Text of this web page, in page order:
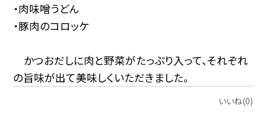
・肉味噌うどん
・豚肉のコロッケ
かつおだしに肉と野菜がたっぷり入って、それぞれ
の旨味が出て美味しくいただきました。
いいね(0)